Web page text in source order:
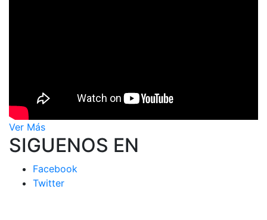
Ver Más
SIGUENOS EN
Facebook
Twitter